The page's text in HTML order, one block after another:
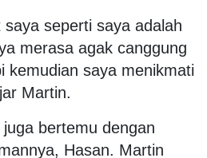
seperti saya adalah
merasa agak canggung
kemudian saya menikmati
Martin.
bertemu dengan
Hasan. Martin